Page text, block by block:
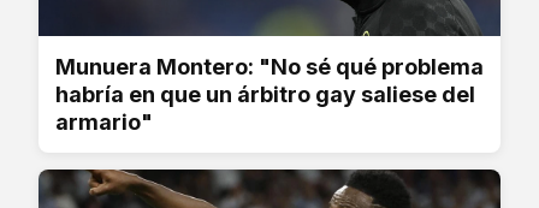
Munuera Montero: "No sé qué problema
habría en que un árbitro gay saliese del
armario"